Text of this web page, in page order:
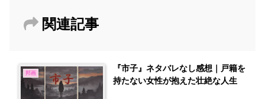
関連記事
邦画
『市子』ネタバレなし感想｜戸籍を
持たない女性が抱えた壮絶な人生